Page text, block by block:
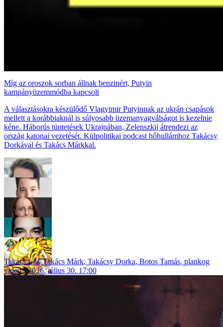
Míg az oroszok sorban állnak benzinért, Putyin
kampányüzemmódba kapcsolt
A választásokra készülődő Vlagyimir Putyinnak az ukrán csapások
mellett a korábbiaknál is súlyosabb üzemanyagválságot is kezelnie
kéne. Háborús tüntetések Ukrajnában, Zelenszkij átrendezi az
ország katonai vezetését. Külpolitikai podcast hőhullámhoz Takácsy
Dorkával és Takács Márkkal.
Takács Lili,Takács Márk, Takácsy Dorka, Botos Tamás, plankog
video
2026. július 30. 17:00